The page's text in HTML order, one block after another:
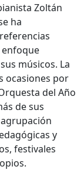
Zoltán
ha
enfoque
músicos. La
ocasiones por
del Año
de sus
y
festivales